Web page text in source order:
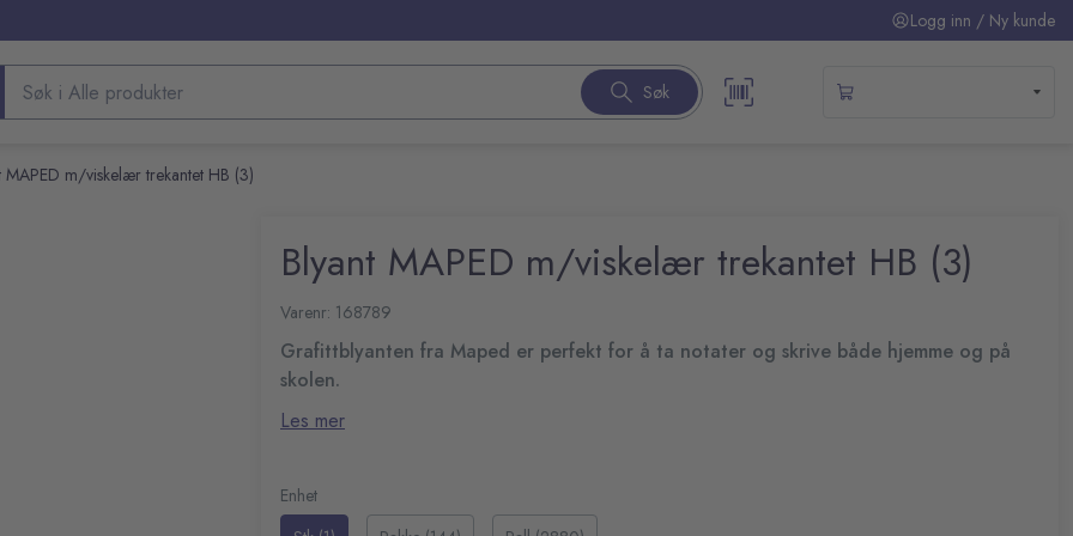
Logg inn / Ny kunde
Søk etter produkter Søk
MAPED m/viskelær trekantet HB (3)
Blyant MAPED m/viskelær trekantet HB (3)
Varenr: 168789
Grafittblyanten fra Maped er perfekt for å ta notater og skrive både hjemme og på
skolen.
Ergonomisk trekantdesign for komfortabel bruk og gir bedre kontroll når du skriver.
Grafittblyant med viskelær
HB bly
Les mer
Enhet